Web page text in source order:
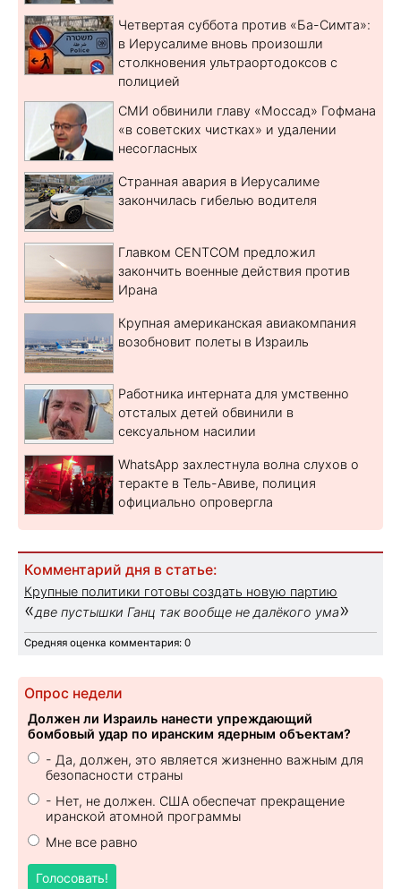
Четвертая суббота против «Ба-Симта»:
в Иерусалиме вновь произошли
столкновения ультраортодоксов с
полицией
СМИ обвинили главу «Моссад» Гофмана
«в советских чистках» и удалении
несогласных
Странная авария в Иерусалиме
закончилась гибелью водителя
Главком CENTCOM предложил
закончить военные действия против
Ирана
Крупная американская авиакомпания
возобновит полеты в Израиль
Работника интерната для умственно
отсталых детей обвинили в
сексуальном насилии
WhatsApp захлестнула волна слухов о
теракте в Тель-Авиве, полиция
официально опровергла
Комментарий дня в статье:
Крупные политики готовы создать новую партию
«две пустышки Ганц так вообще не далёкого ума»
Средняя оценка комментария: 0
Опрос недели
Должен ли Израиль нанести упреждающий
бомбовый удар по иранским ядерным объектам?
- Да, должен, это является жизненно важным для
безопасности страны
- Нет, не должен. США обеспечат прекращение
иранской атомной программы
Мне все равно
Голосовать!